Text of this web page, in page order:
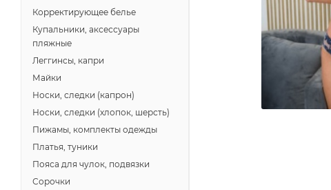
Корректирующее белье
Купальники, аксессуары
пляжные
Леггинсы, капри
Майки
Носки, следки (капрон)
Носки, следки (хлопок, шерсть)
Пижамы, комплекты одежды
Платья, туники
Пояса для чулок, подвязки
Сорочки